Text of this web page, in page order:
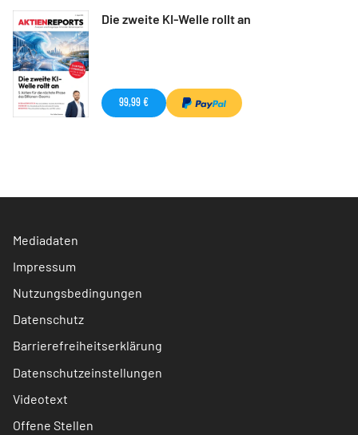
Die zweite KI-Welle rollt an
99,99 €
Mediadaten
Impressum
Nutzungsbedingungen
Datenschutz
Barrierefreiheitserklärung
Datenschutzeinstellungen
Videotext
Offene Stellen